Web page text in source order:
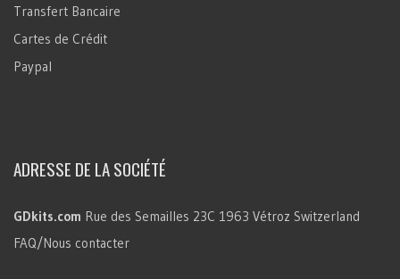
Transfert Bancaire
Cartes de Crédit
Paypal
ADRESSE DE LA SOCIÉTÉ
GDkits.com Rue des Semailles 23C 1963 Vétroz Switzerland
FAQ/Nous contacter